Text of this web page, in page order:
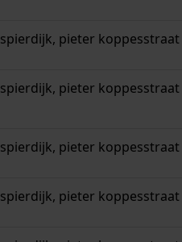
spierdijk, pieter koppesstraat
spierdijk, pieter koppesstraat
spierdijk, pieter koppesstraat
spierdijk, pieter koppesstraat